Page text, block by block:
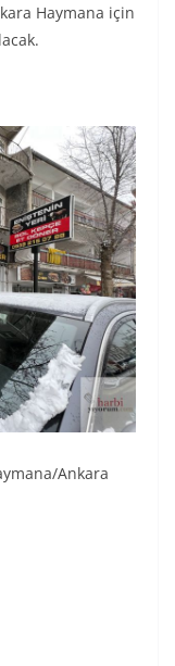
Haymana için
Ankara